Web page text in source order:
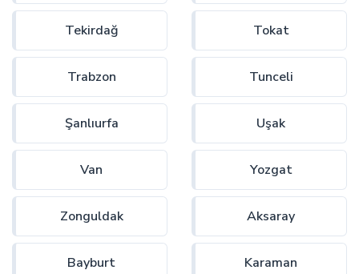
Tekirdağ Tokat
Trabzon Tunceli
Şanlıurfa Uşak
Van Yozgat
Zonguldak Aksaray
Bayburt Karaman